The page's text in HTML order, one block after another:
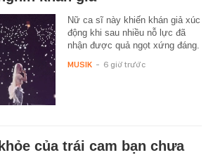
Nữ ca sĩ này khiến khán giả xúc
động khi sau nhiều nỗ lực đã
nhận được quả ngọt xứng đáng.
MUSIK - 6 giờ trước
của trái cam bạn chưa